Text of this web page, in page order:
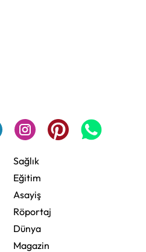
Sağlık
Eğitim
Asayiş
Röportaj
Dünya
Magazin